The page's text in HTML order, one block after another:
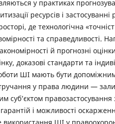
у практиках
ресурсів і
де технологічна
та справедливості.
й прогнозні
доказові стандарти та
ШІ мають бути
у права людини —
суб’єктом
і можливості